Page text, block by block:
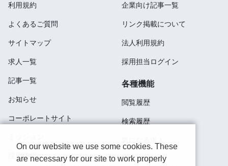
利用規約
よくあるご質問
サイトマップ
求人一覧
記事一覧
お知らせ
コーポレートサイト
採用情報
企業向け記事一覧
リンク掲載について
法人利用規約
採用担当ログイン
各種機能
閲覧履歴
検索履歴
応募済み
On our website we use some cookies. These
are necessary for our site to work properly